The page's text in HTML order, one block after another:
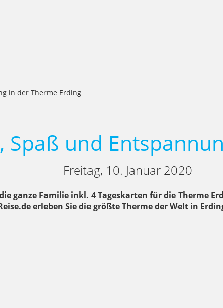
in der Therme Erding
Spaß und
Freitag, 10. Januar 2020
ganze Familie inkl. 4 Tageskarten für die Therme
erleben Sie die größte Therme der Welt in